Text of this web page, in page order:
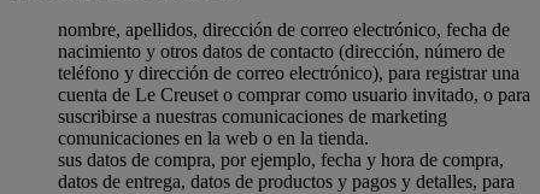
nombre, apellidos, dirección de correo electrónico, fecha de
nacimiento y otros datos de contacto (dirección, número de
teléfono y dirección de correo electrónico), para registrar una
cuenta de Le Creuset o comprar como usuario invitado, o para
suscribirse a nuestras comunicaciones de marketing
comunicaciones en la web o en la tienda.
sus datos de compra, por ejemplo, fecha y hora de compra,
datos de entrega, datos de productos y pagos y detalles, para